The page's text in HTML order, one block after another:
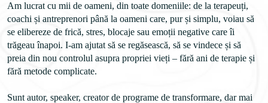
Am lucrat cu mii de oameni, din toate domeniile: de la terapeuți,
coachi și antreprenori până la oameni care, pur și simplu, voiau să
se elibereze de frică, stres, blocaje sau emoții negative care îi
trăgeau înapoi. I-am ajutat să se regăsească, să se vindece și să
preia din nou controlul asupra propriei vieți – fără ani de terapie și
fără metode complicate.
Sunt autor, speaker, creator de programe de transformare, dar mai